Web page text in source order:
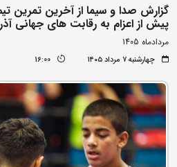
گزارش صدا و سیما از آخرین تمرین
پیش از اعزام به رقابت های جهانی
مردادماه 1405
چهارشنبه ۷ مرداد ۱۴۰۵ 16:00